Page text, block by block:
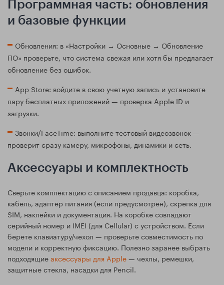
Программная часть: обновления
и базовые функции
Обновления: в «Настройки → Основные → Обновление
ПО» проверьте, что система свежая или хотя бы предлагает
обновление без ошибок.
App Store: войдите в свою учетную запись и установите
пару бесплатных приложений — проверка Apple ID и
загрузки.
Звонки/FaceTime: выполните тестовый видеозвонок —
проверит сразу камеру, микрофоны, динамики и сеть.
Аксессуары и комплектность
Сверьте комплектацию с описанием продавца: коробка,
кабель, адаптер питания (если предусмотрен), скрепка для
SIM, наклейки и документация. На коробке совпадают
серийный номер и IMEI (для Cellular) с устройством. Если
берете клавиатуру/чехол — проверьте совместимость по
модели и корректную фиксацию. Полезно заранее выбрать
подходящиеаксессуары для Apple— чехлы, ремешки,
защитные стекла, насадки для Pencil.